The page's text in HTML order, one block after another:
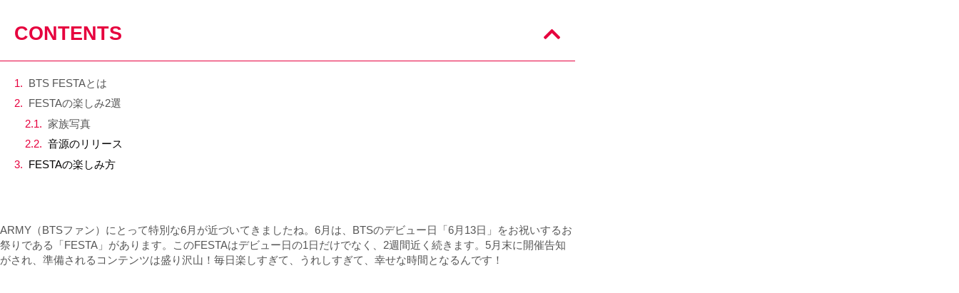
CONTENTS
BTS FESTAとは
FESTAの楽しみ2選
家族写真
音源のリリース
FESTAの楽しみ方
ARMY（BTSファン）にとって特別な6月が近づいてきましたね。6月は、BTSのデビュー日「6月13日」をお祝いするお
祭りである「FESTA」があります。このFESTAはデビュー日の1日だけでなく、2週間近く続きます。5月末に開催告知
がされ、準備されるコンテンツは盛り沢山！毎日楽しすぎて、うれしすぎて、幸せな時間となるんです！